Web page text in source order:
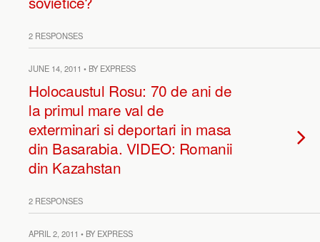
2 RESPONSES
JUNE 14, 2011 • BY EXPRESS
Holocaustul Rosu: 70 de ani de
la primul mare val de
exterminari si deportari in masa
din Basarabia. VIDEO: Romanii
din Kazahstan
2 RESPONSES
APRIL 2, 2011 • BY EXPRESS